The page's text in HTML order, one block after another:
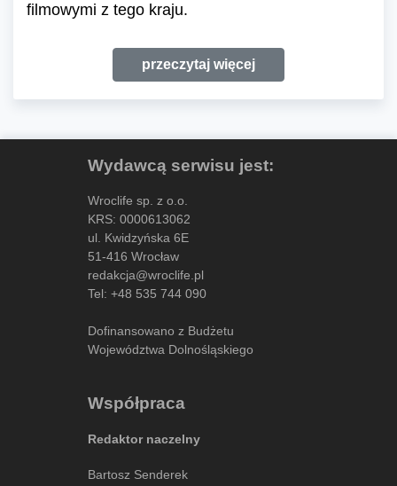
filmowymi z tego kraju.
przeczytaj więcej
Wydawcą serwisu jest:
Wroclife sp. z o.o.
KRS: 0000613062
ul. Kwidzyńska 6E
51-416 Wrocław
redakcja@wroclife.pl
Tel: +48 535 744 090
Dofinansowano z Budżetu
Województwa Dolnośląskiego
Współpraca
Redaktor naczelny
Bartosz Senderek